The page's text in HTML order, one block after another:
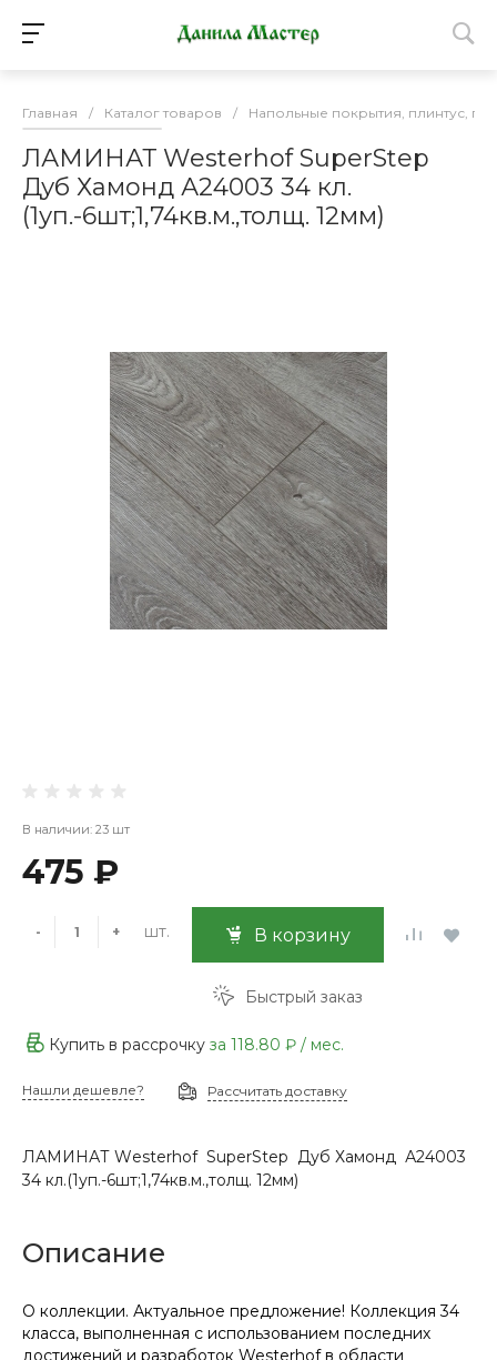
Главная / Каталог товаров / Напольные покрытия, плинтус,
ЛАМИНАТ Wеsterhof SuperStep
Дуб Хамонд А24003 34 кл.
(1уп.-6шт;1,74кв.м.,толщ. 12мм)
В наличии: 23 шт
475 ₽
- + шт. В корзину
Быстрый заказ
Купить в рассрочку за 118.80 ₽ / мес.
Нашли дешевле? Рассчитать доставку
ЛАМИНАТ Wеsterhof SuperStep Дуб Хамонд А24003
34 кл.(1уп.-6шт;1,74кв.м.,толщ. 12мм)
Описание
О коллекции. Актуальное предложение! Коллекция 34
класса, выполненная с использованием последних
достижений и разработок Westerhof в области